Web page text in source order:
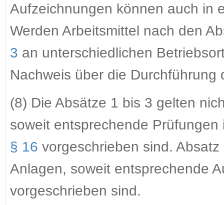
Aufzeichnungen können auch in
Werden Arbeitsmittel nach den
3 an unterschiedlichen
Nachweis über die
(8) Die Absätze 1 bis 3 gelten
soweit entsprechende
§ 16 vorgeschrieben sind.
Anlagen, soweit entsprechende
vorgeschrieben sind.